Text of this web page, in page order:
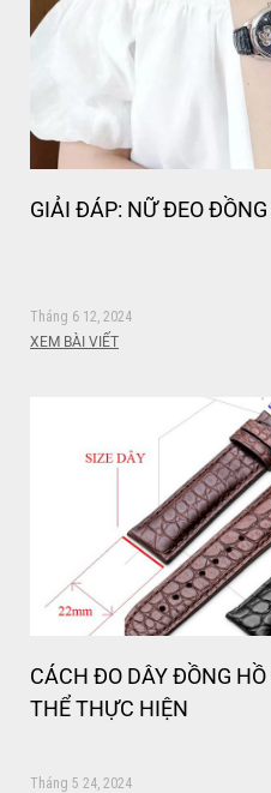
GIẢI ĐÁP: NỮ ĐEO ĐỒNG
Tháng 6 12, 2024
XEM BÀI VIẾT
CÁCH ĐO DÂY ĐỒNG
THỂ THỰC HIỆN
Tháng 5 24, 2024